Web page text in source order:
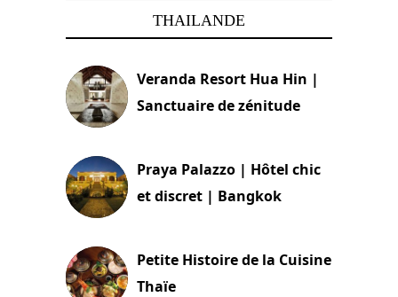
THAILANDE
Veranda Resort Hua Hin |
Sanctuaire de zénitude
Praya Palazzo | Hôtel chic
et discret | Bangkok
Petite Histoire de la Cuisine
Thaïe